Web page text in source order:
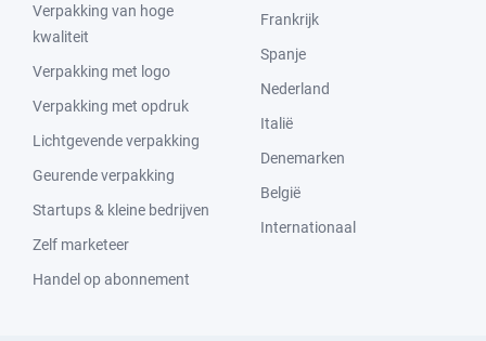
Verpakking van hoge
kwaliteit
Verpakking met logo
Verpakking met opdruk
Lichtgevende verpakking
Geurende verpakking
Startups & kleine bedrijven
Zelf marketeer
Handel op abonnement
Frankrijk
Spanje
Nederland
Italië
Denemarken
België
Internationaal